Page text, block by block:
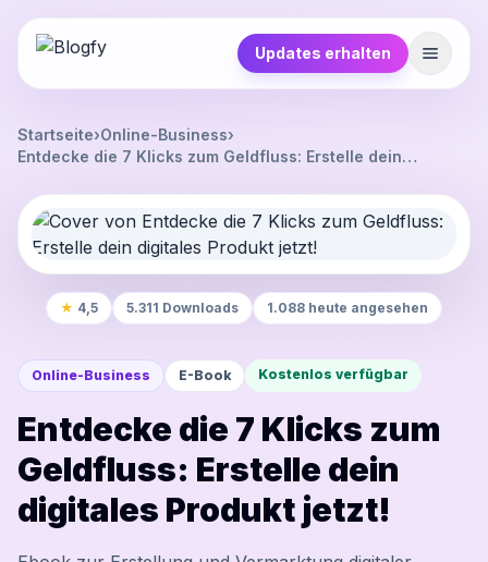
Updates erhalten
Startseite›Online-Business›
Entdecke die 7 Klicks zum Geldfluss: Erstelle dein
★ 4,5 5.311 Downloads 1.088 heute angesehen
Online-Business E-Book Kostenlos verfügbar
Entdecke die 7 Klicks zum
Geldfluss: Erstelle dein
digitales Produkt jetzt!